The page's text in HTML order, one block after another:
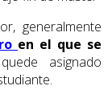
generalmente
en el que se
asignado